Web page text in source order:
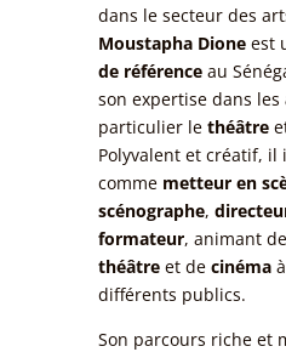
dans le secteur des
Moustapha Dioneest
de référenceau
son expertise dans les
particulier le théâtre
Polyvalent et créatif,
comme metteur en
scénographe,
formateur, animant
théâtreet de cinémaà
différents publics.
Son parcours riche et